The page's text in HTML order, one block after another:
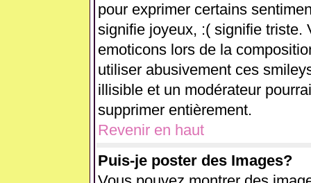
pour exprimer certains
signifie joyeux, :( signifie triste.
emoticons lors de la
utiliser abusivement ces
illisible et un modérateur
supprimer entièrement.
Revenir en haut
Puis-je poster des Images?